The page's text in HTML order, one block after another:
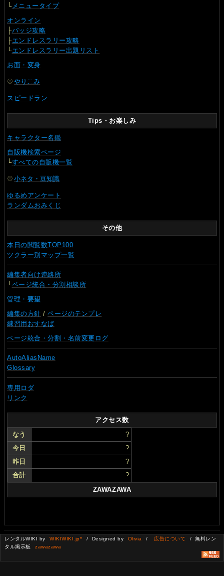
└メニュータイプ
オンライン
├バッジ攻略
├エンドレスラリー攻略
└エンドレスラリー出題リスト
お面・変身
やりこみ
スピードラン
Tips・お楽しみ
キャラクター名鑑
自販機検索ページ
└すべての自販機一覧
小ネタ・豆知識
ゆるめアンケート
ランダムおみくじ
その他
本日の閲覧数TOP100
ツクラー別マップ一覧
編集者向け連絡所
└ページ統合・分割相談所
管理・要望
編集の方針 /ページのテンプレ
練習用おすなば
ページ統合・分割・名前変更ログ
AutoAliasName
Glossary
専用ロダ
リンク
アクセス数
なう
?
今日
?
昨日
?
合計
?
ZAWAZAWA
レンタルWIKI by WIKIWIKI.jp* / Designed by Olivia / 広告について
/ 無料レン
タル掲示板
zawazawa